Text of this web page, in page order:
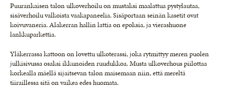
Puurankaisen talon ulkoverhoilu on mustaksi maalattua pystylautaa,
sisäverhoilu valkoista vaakapaneelia. Sisäportaan seinän kasetit ovat
koivuvaneria. Alakerran hallin lattia on epoksia, ja vierashuone
lankkuparkettia.
Yläkerrassa kattoon on lovettu ulkoterassi, joka rytmittyy meren puolen
julkisivussa osaksi ikkunoiden ruudukkoa. Musta ulkoverhous piilottaa
korkealla mäellä sijaitsevan talon maisemaan niin, että mereltä
tiiraillessa sitä on vaikea edes huomata.